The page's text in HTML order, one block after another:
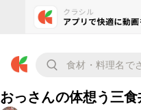
おっさんの体想う三食